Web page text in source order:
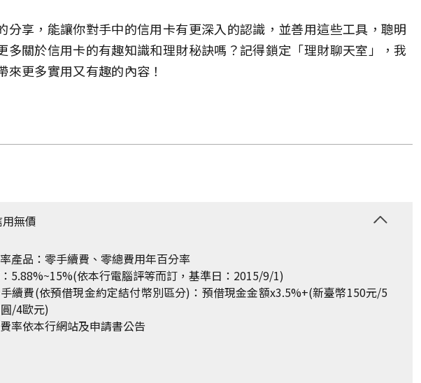
分享，能讓你對手中的信用卡有更深入的認識，並善用這些工具，聰明
多關於信用卡的有趣知識和理財秘訣嗎？記得鎖定「理財聊天室」，我
來更多實用又有趣的內容！
無價
產品：零手續費、零總費用年百分率
5.88%~15%(依本行電腦評等而訂，基準日：2015/9/1)
續費(依預借現金約定結付幣別區分)：預借現金金額x3.5%+(新臺幣150元/5
/4歐元)
率依本行網站及申請書公告